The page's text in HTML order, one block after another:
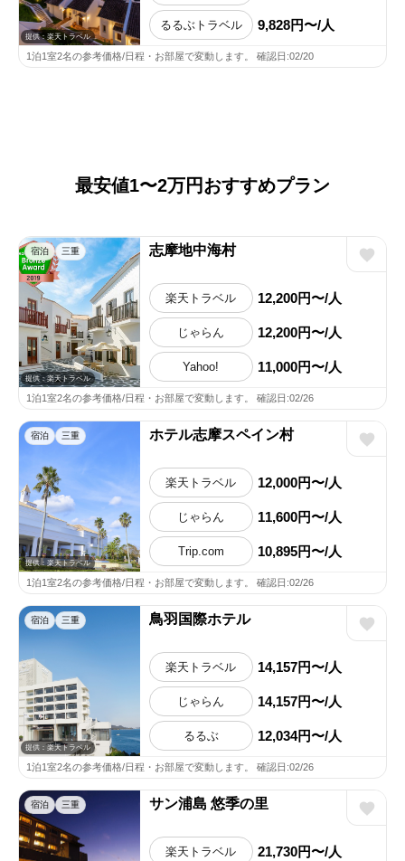
提供：楽天トラベル
るるぶトラベル 9,828円〜/人
1泊1室2名の参考価格/日程・お部屋で変動します。 確認日:02/20
最安値1〜2万円おすすめプラン
宿泊 三重
提供：楽天トラベル
志摩地中海村
楽天トラベル 12,200円〜/人
じゃらん 12,200円〜/人
Yahoo! 11,000円〜/人
1泊1室2名の参考価格/日程・お部屋で変動します。 確認日:02/26
宿泊 三重
提供：楽天トラベル
ホテル志摩スペイン村
楽天トラベル 12,000円〜/人
じゃらん 11,600円〜/人
Trip.com 10,895円〜/人
1泊1室2名の参考価格/日程・お部屋で変動します。 確認日:02/26
宿泊 三重
提供：楽天トラベル
鳥羽国際ホテル
楽天トラベル 14,157円〜/人
じゃらん 14,157円〜/人
るるぶ 12,034円〜/人
1泊1室2名の参考価格/日程・お部屋で変動します。 確認日:02/26
宿泊 三重 サン浦島 悠季の里
楽天トラベル 21,730円〜/人